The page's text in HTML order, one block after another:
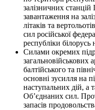
залізничних
завантаження на
літаків та
сил російської
республіки білорусь
Силами окремих
загальновійськових
балтійського та
основні зусилля на
наступальних дій, а
Об’єднаних сил.
запасів